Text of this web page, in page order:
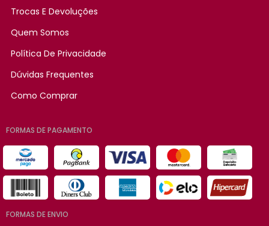
Trocas E Devoluções
Quem Somos
Política De Privacidade
Dúvidas Frequentes
Como Comprar
FORMAS DE PAGAMENTO
FORMAS DE ENVIO